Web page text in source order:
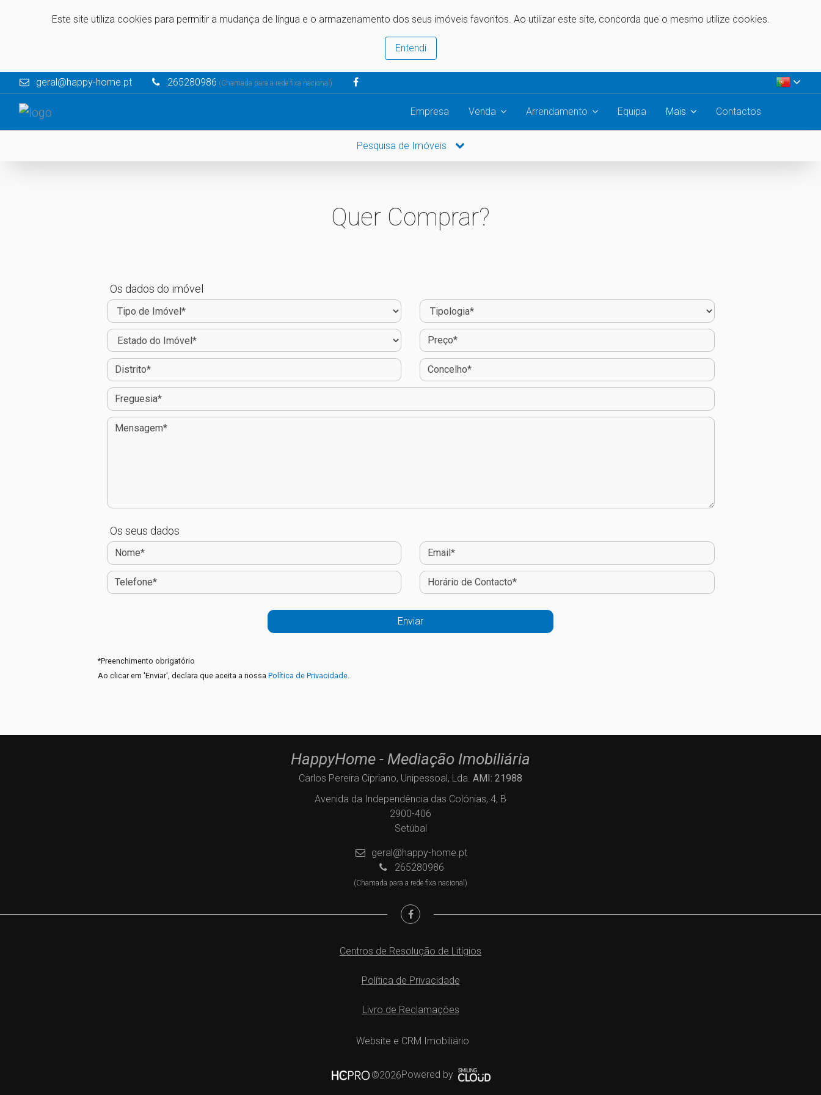
Este site utiliza cookies para permitir a mudança de língua e o armazenamento dos seus imóveis favoritos. Ao utilizar este site, concorda que o mesmo utilize cookies.
Entendi
geral@happy-home.pt 265280986 (Chamada para a rede fixa nacional)
Empresa Venda Arrendamento Equipa Mais Contactos
Pesquisa de Imóveis
Quer Comprar?
Os dados do imóvel
Os seus dados
*Preenchimento obrigatório
Ao clicar em 'Enviar', declara que aceita a nossa Política de Privacidade.
HappyHome - Mediação Imobiliária
Carlos Pereira Cipriano, Unipessoal, Lda. AMI: 21988
Avenida da Independência das Colónias, 4, B
2900-406
Setúbal
geral@happy-home.pt
265280986
(Chamada para a rede fixa nacional)
Centros de Resolução de Litígios
Política de Privacidade
Livro de Reclamações
Website e CRM Imobiliário
©2026Powered by